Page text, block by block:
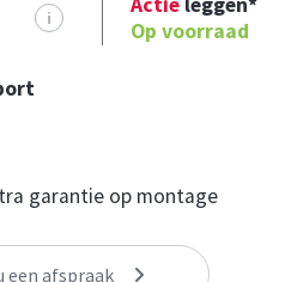
i
Op voorraad
garantie op montage
een afspraak